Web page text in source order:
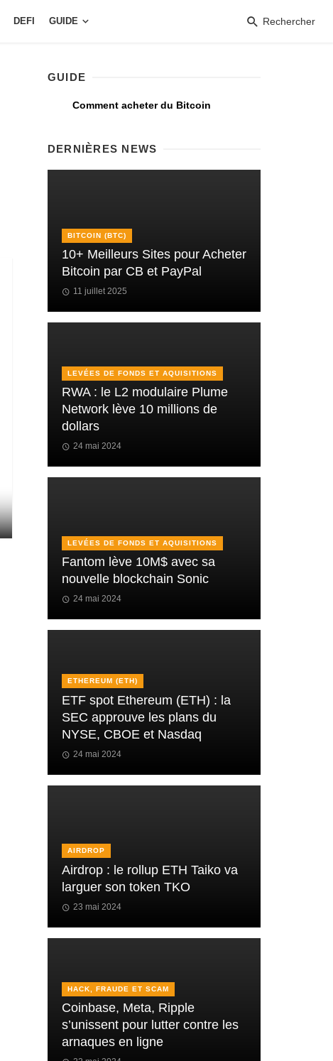
DEFI GUIDE Rechercher
GUIDE
Comment acheter du Bitcoin
DERNIÈRES NEWS
BITCOIN (BTC)
10+ Meilleurs Sites pour Acheter
Bitcoin par CB et PayPal
11 juillet 2025
LEVÉES DE FONDS ET AQUISITIONS
RWA : le L2 modulaire Plume
Network lève 10 millions de
dollars
24 mai 2024
LEVÉES DE FONDS ET AQUISITIONS
Fantom lève 10M$ avec sa
nouvelle blockchain Sonic
24 mai 2024
ETHEREUM (ETH)
ETF spot Ethereum (ETH) : la
SEC approuve les plans du
NYSE, CBOE et Nasdaq
24 mai 2024
AIRDROP
Airdrop : le rollup ETH Taiko va
larguer son token TKO
23 mai 2024
HACK, FRAUDE ET SCAM
Coinbase, Meta, Ripple
s’unissent pour lutter contre les
arnaques en ligne